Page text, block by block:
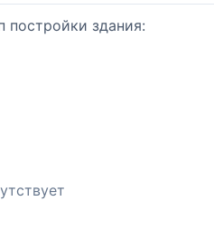
постройки здания: